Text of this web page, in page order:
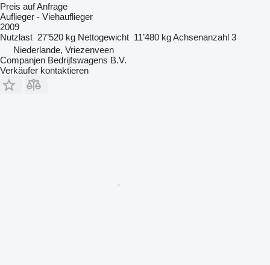
Preis auf Anfrage
Auflieger - Viehauflieger
2009
Nutzlast 27’520 kg Nettogewicht 11’480 kgAchsenanzahl 3
Niederlande, Vriezenveen
Companjen Bedrijfswagens B.V.
Verkäufer kontaktieren